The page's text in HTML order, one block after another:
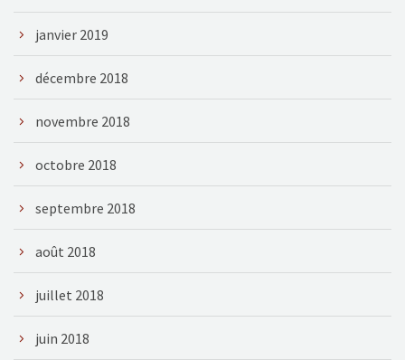
janvier 2019
décembre 2018
novembre 2018
octobre 2018
septembre 2018
août 2018
juillet 2018
juin 2018